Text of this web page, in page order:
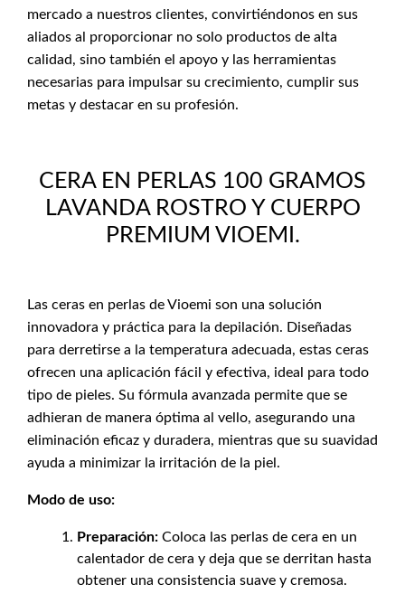
mercado a nuestros clientes, convirtiéndonos en sus
aliados al proporcionar no solo productos de alta
calidad, sino también el apoyo y las herramientas
necesarias para impulsar su crecimiento, cumplir sus
metas y destacar en su profesión.
CERA EN PERLAS 100 GRAMOS
LAVANDA ROSTRO Y CUERPO
PREMIUM VIOEMI.
Las ceras en perlas de Vioemi son una solución
innovadora y práctica para la depilación. Diseñadas
para derretirse a la temperatura adecuada, estas ceras
ofrecen una aplicación fácil y efectiva, ideal para todo
tipo de pieles. Su fórmula avanzada permite que se
adhieran de manera óptima al vello, asegurando una
eliminación eficaz y duradera, mientras que su suavidad
ayuda a minimizar la irritación de la piel.
Modo de uso:
Preparación: Coloca las perlas de cera en un
calentador de cera y deja que se derritan hasta
obtener una consistencia suave y cremosa.